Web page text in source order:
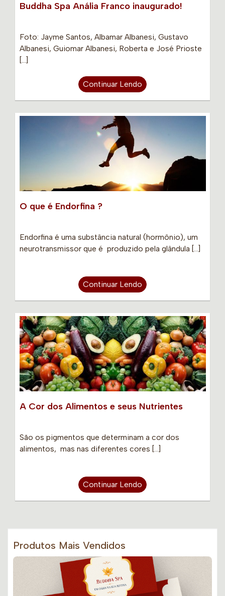
Buddha Spa Anália Franco inaugurado!
Foto: Jayme Santos, Albamar Albanesi, Gustavo
Albanesi, Guiomar Albanesi, Roberta e José Prioste
[…]
Continuar Lendo
O que é Endorfina ?
Endorfina é uma substância natural (hormônio), um
neurotransmissor que é produzido pela glândula […]
Continuar Lendo
A Cor dos Alimentos e seus Nutrientes
São os pigmentos que determinam a cor dos
alimentos, mas nas diferentes cores […]
Continuar Lendo
Produtos Mais Vendidos